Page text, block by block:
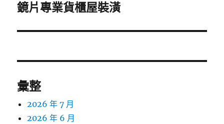
一
文
鏡片專業貨櫃屋裝潢
彙整
2026 年 7 月
2026 年 6 月